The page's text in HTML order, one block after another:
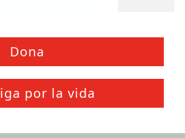
Dona
por la vida